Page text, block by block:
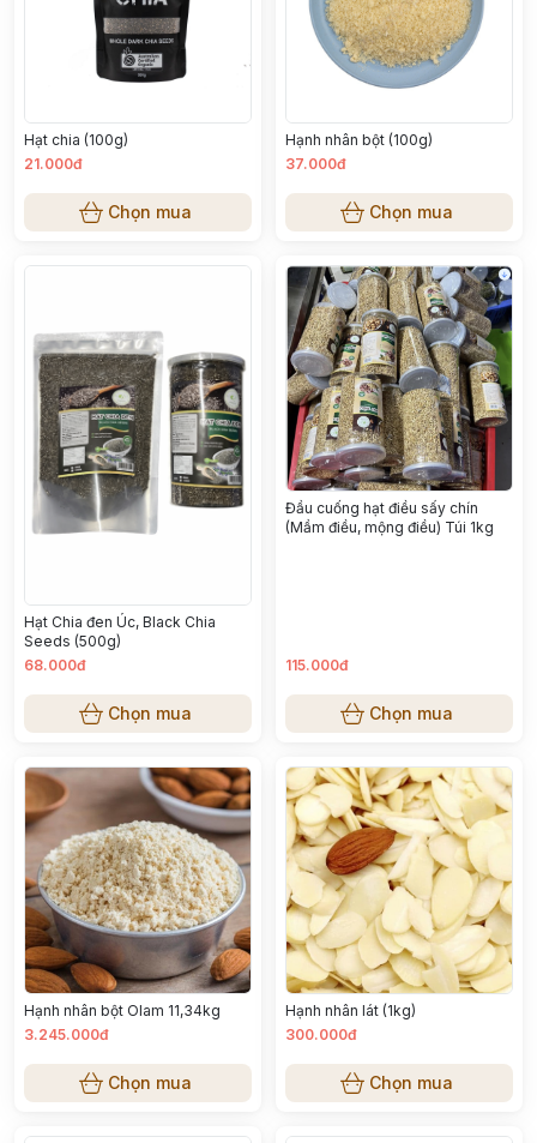
Hạt chia (100g)
21.000đ
Chọn mua
Hạnh nhân bột (100g)
37.000đ
Chọn mua
Hạt Chia đen Úc, Black Chia
Seeds (500g)
68.000đ
Chọn mua
Đầu cuống hạt điều sấy chín
(Mầm điều, mộng điều) Túi 1kg
115.000đ
Chọn mua
Hạnh nhân bột Olam 11,34kg
3.245.000đ
Chọn mua
Hạnh nhân lát (1kg)
300.000đ
Chọn mua